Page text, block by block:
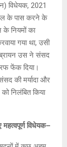
विधेयक, 2021
के पास करने के
के नियमों का
गया था, उसी
ब्रायन उस ने संसद
फेंक दिया।
की मर्यादा और
निलंबित किया
विधेयक–